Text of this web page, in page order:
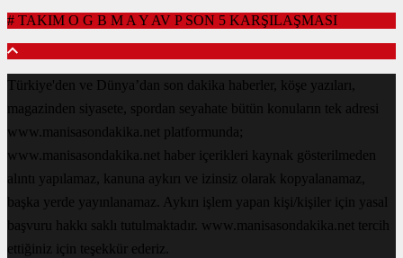
# TAKIM O G B M A Y AV P SON 5 KARŞILAŞMASI
Türkiye'den ve Dünya’dan son dakika haberler, köşe yazıları,
magazinden siyasete, spordan seyahate bütün konuların tek adresi
www.manisasondakika.net platformunda;
www.manisasondakika.net haber içerikleri kaynak gösterilmeden
alıntı yapılamaz, kanuna aykırı ve izinsiz olarak kopyalanamaz,
başka yerde yayınlanamaz. Aykırı işlem yapan kişi/kişiler için yasal
başvuru hakkı saklı tutulmaktadır. www.manisasondakika.net tercih
ettiğiniz için teşekkür ederiz.